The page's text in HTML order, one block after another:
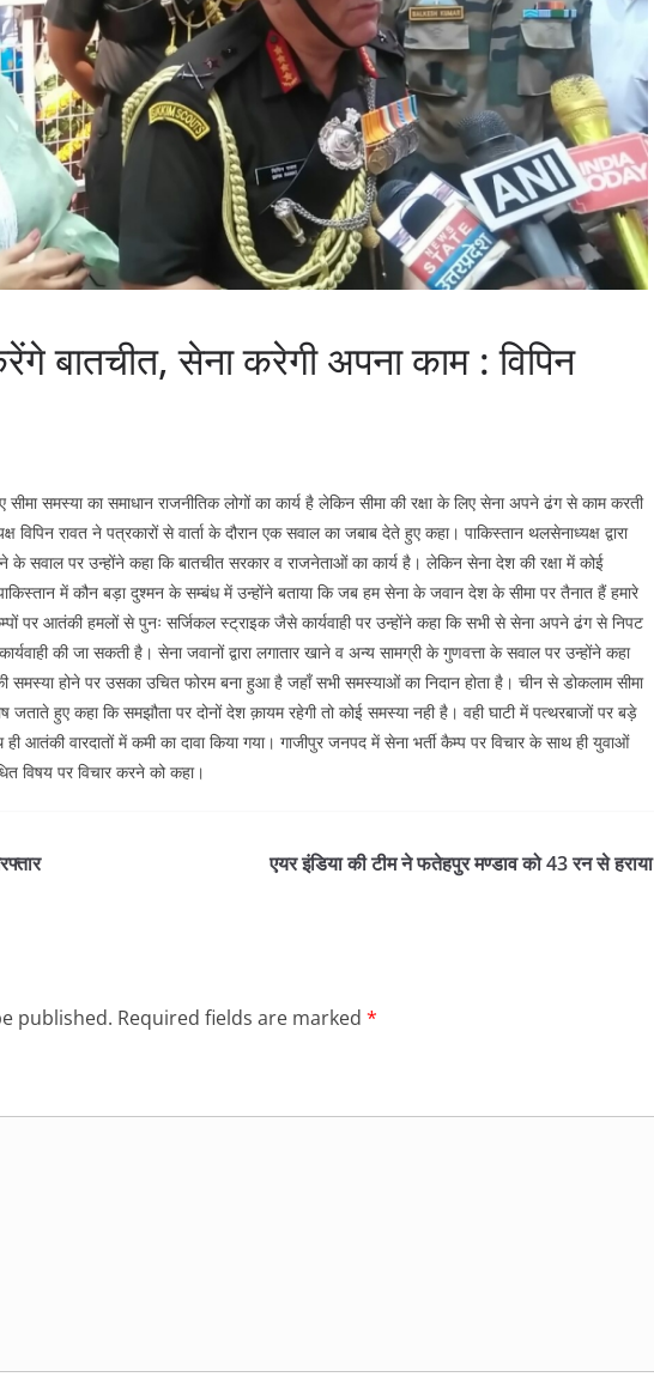
बातचीत, सेना करेगी अपना काम : विपिन
समस्या का समाधान राजनीतिक लोगों का कार्य है लेकिन सीमा की रक्षा के लिए सेना अपने ढंग से काम करती
रावत ने पत्रकारों से वार्ता के दौरान एक सवाल का जबाब देते हुए कहा। पाकिस्तान थलसेनाध्यक्ष द्वारा
के सवाल पर उन्होंने कहा कि बातचीत सरकार व राजनेताओं का कार्य है। लेकिन सेना देश की रक्षा में कोई
में कौन बड़ा दुश्मन के सम्बंध में उन्होंने बताया कि जब हम सेना के जवान देश के सीमा पर तैनात हैं हमारे
पर आतंकी हमलों से पुनः सर्जिकल स्ट्राइक जैसे कार्यवाही पर उन्होंने कहा कि सभी से सेना अपने ढंग से निपट
की जा सकती है। सेना जवानों द्वारा लगातार खाने व अन्य सामग्री के गुणवत्ता के सवाल पर उन्होंने कहा
समस्या होने पर उसका उचित फोरम बना हुआ है जहाँ सभी समस्याओं का निदान होता है। चीन से डोकलाम सीमा
जताते हुए कहा कि समझौता पर दोनों देश क़ायम रहेगी तो कोई समस्या नही है। वही घाटी में पत्थरबाजों पर बड़े
वारदातों में कमी का दावा किया गया। गाजीपुर जनपद में सेना भर्ती कैम्प पर विचार के साथ ही युवाओं
विषय पर विचार करने को कहा।
एयर इंडिया की टीम ने फतेहपुर मण्डाव को 43 रन से हराया
published. Required fields are marked *